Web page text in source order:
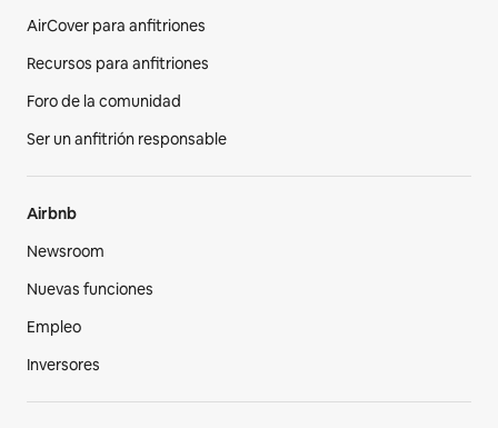
AirCover para anfitriones
Recursos para anfitriones
Foro de la comunidad
Ser un anfitrión responsable
Airbnb
Newsroom
Nuevas funciones
Empleo
Inversores